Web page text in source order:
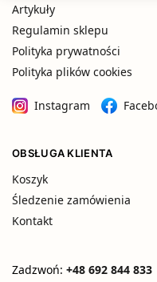
Artykuły
Regulamin sklepu
Polityka prywatności
Polityka plików cookies
Instagram
OBSŁUGA KLIENTA
Koszyk
Śledzenie zamówienia
Kontakt
Zadzwoń: +48 692 844 833